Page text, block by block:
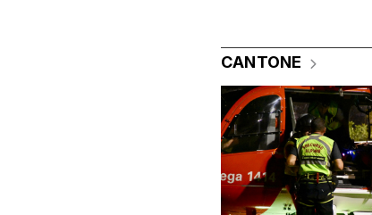
CANTONE